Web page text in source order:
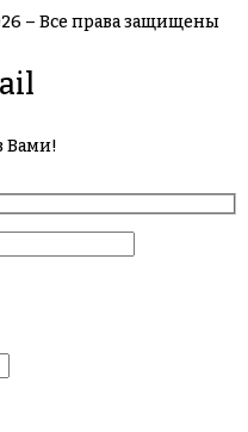
– Все права защищены
Вами!